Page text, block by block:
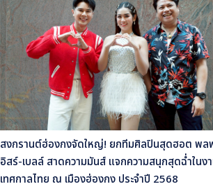
สงกรานต์ฮ่องกงจัดใหญ่! ยกทีมศิลปินสุดฮอต พล
อิสร์-เบลล์ สาดความมันส์ แจกความสนุกสุดฉ่ำในง
เทศกาลไทย ณ เมืองฮ่องกง ประจำปี 2568